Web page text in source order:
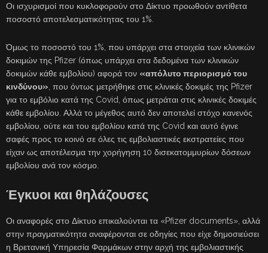
Οι ισχυρισμοί που κυκλοφορούν στο Δίκτυο προωθούν αντίθετα
ποσοστό αποτελεσματικότητας του 1%.
Όμως το ποσοστό του 1%, που υπάρχει στα στοιχεία των κλινικών
δοκιμών της Pfizer (όπως υπάρχει στα δεδομένα των κλινικών
δοκιμών κάθε εμβολίου) αφορά τον «απόλυτο περιορισμό του
κινδύνου» , που όντως μετρήθηκε στις κλινικές δοκιμές της Pfizer
για το εμβόλιο κατά της Covid, όπως μετράται στις κλινικές δοκιμές
κάθε εμβολίου. Αλλά το μέγεθος αυτό δεν αποτελεί στόχο κανενός
εμβολίου, ούτε και του εμβολίου κατά της Covid και αυτό έγινε
σαφές προς το κοινό σε όλες τις εμβολιαστικές εκστρατείες που
είχαν ως αποτέλεσμα την χορήγηση 10 δισεκατομμυρίων δόσεων
εμβολίου ανά τον κόσμο.
Έγκυοι και θηλάζουσες
Οι αναφορές στο Δίκτυο επικαλούνται τα «Pfizer documents», αλλά
στην πραγματικότητα αναφέρονται σε οδηγίες που είχε δημοσιεύσει
η Βρετανική Υπηρεσία Φαρμάκων στην αρχή της εμβολιαστικής